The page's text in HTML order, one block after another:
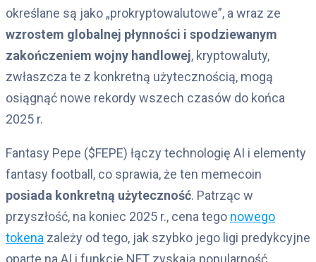
określane są jako „prokryptowalutowe”, a wraz ze
wzrostem globalnej płynności i spodziewanym
zakończeniem wojny handlowej, kryptowaluty,
zwłaszcza te z konkretną użytecznością, mogą
osiągnąć nowe rekordy wszech czasów do końca
2025 r.
Fantasy Pepe ($FEPE) łączy technologię AI i elementy
fantasy football, co sprawia, że ten memecoin
posiada konkretną użyteczność. Patrząc w
przyszłość, na koniec 2025 r., cena tego nowego
tokena zależy od tego, jak szybko jego ligi predykcyjne
oparte na AI i funkcje NFT zyskają popularność.